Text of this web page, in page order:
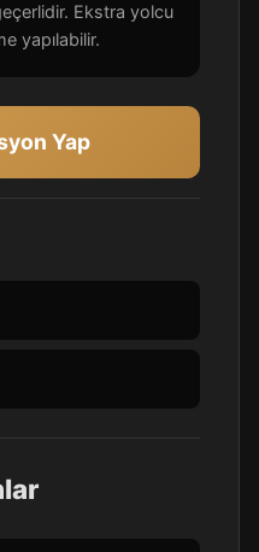
Ekstra yolcu
yapılabilir.
Yap